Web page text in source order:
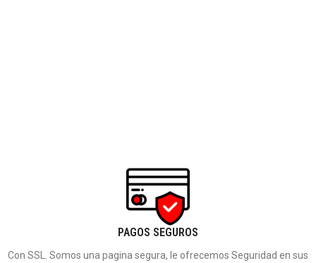
PAGOS SEGUROS
Con SSL. Somos una pagina segura, le ofrecemos Seguridad en sus